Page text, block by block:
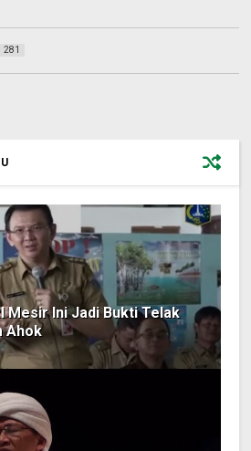
281
Mesir Ini Jadi Bukti Telak
Ahok